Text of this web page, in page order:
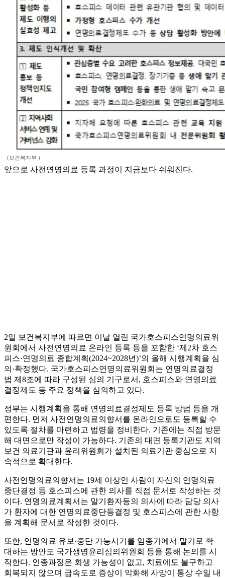
(보건복지부 )
앞으로 사전연명의료 등록 과정이 지금보다 쉬워진다.
2일 보건복지부에 따르면 이날 열린 국가호스피스연명의료위
원회에서 사전연명의료 온라인 등록 등을 포함한 ‘제2차 호스
피스·연명의료 종합계획(2024~2028년)’의 올해 시행계획을 심
의·확정했다. 국가호스피스연명의료위원회는 연명의료결정
법 제8조에 따라 구성된 심의 기구로서, 호스피스와 연명의료
결정제도 등 주요 정책을 심의하고 있다.
정부는 시행계획을 통해 연명의료결정제도 등록 방법 등을 개
편한다. 먼저 사전연명의료의향서를 온라인으로도 등록할 수
있도록 절차를 마련하고 법령을 정비한다. 기존에는 직접 방문
해 대면으로만 작성이 가능하다. 기존의 대면 등록기관도 지역
보건 의료기관과 윤리위원회가 설치된 의료기관 중심으로 지
속적으로 확대한다.
사전연명의료의향서는 19세 이상인 사람이 자신의 연명의료
중단결정 등 호스피스에 관한 의사를 직접 문서로 작성하는 것
이다. 연명의료계획서는 말기환자등의 의사에 따라 담당 의사
가 환자에 대한 연명의료중단등결정 및 호스피스에 관한 사항
을 계획해 문서로 작성한 것이다.
또한, 연명의료 유보·중단 가능시기를 임종기에서 말기로 확
대하는 방안도 국가생명윤리심의위원회 등을 통해 논의를 시
작한다. 인종과정은 회생 가능성이 없고, 치료에도 불구하고
회복되지 않으며 급속도로 증상이 악화해 사망이 통상 수일 내